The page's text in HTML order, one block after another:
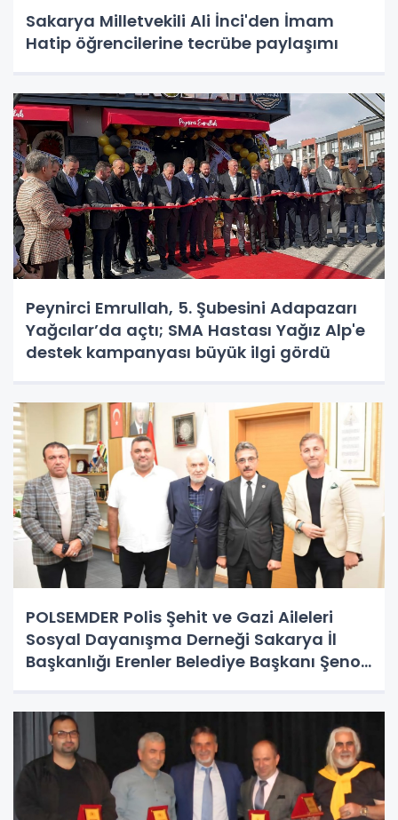
Sakarya Milletvekili Ali İnci'den İmam
Hatip öğrencilerine tecrübe paylaşımı
Peynirci Emrullah, 5. Şubesini Adapazarı
Yağcılar’da açtı; SMA Hastası Yağız Alp'e
destek kampanyası büyük ilgi gördü
POLSEMDER Polis Şehit ve Gazi Aileleri
Sosyal Dayanışma Derneği Sakarya İl
Başkanlığı Erenler Belediye Başkanı Şenol